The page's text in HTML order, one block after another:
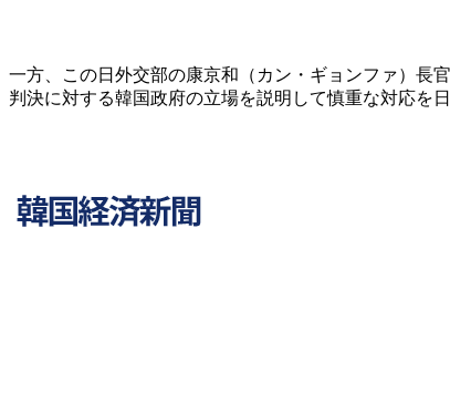
一方、この日外交部の康京和（カン・ギョンファ）長
判決に対する韓国政府の立場を説明して慎重な対応を